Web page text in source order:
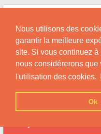
Nous utilisons des
garantir la meilleure
site. Si vous continuez à
nous considérerons que
l'utilisation des cookies.
Ok
Skip
content
Conseils et Infos pour la
Africaine !